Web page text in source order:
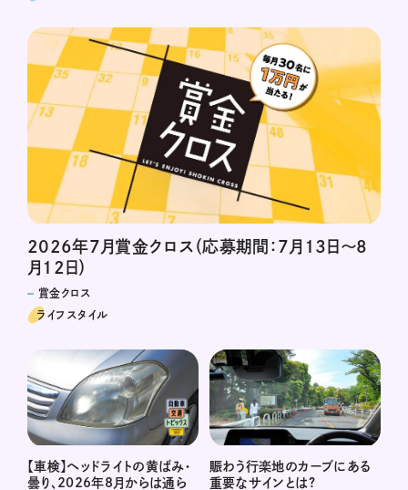
2026年7月賞金クロス（応募期間：7月13日～8
月12日）
賞金クロス
ライフスタイル
【車検】ヘッドライトの黄ばみ・
曇り、2026年8月からは通ら
賑わう行楽地のカーブにある
重要なサインとは?